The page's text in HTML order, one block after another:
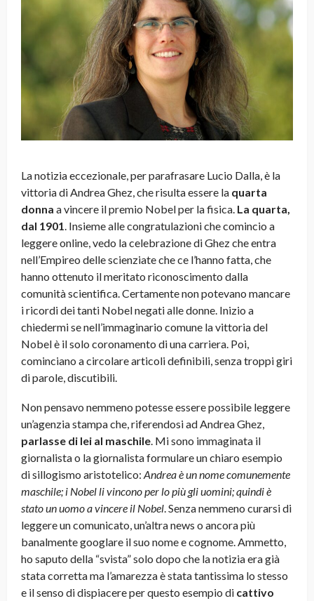
La notizia eccezionale, per parafrasare Lucio Dalla, è la
vittoria di Andrea Ghez, che risulta essere la quarta
donna a vincere il premio Nobel per la fisica. La quarta,
dal 1901 . Insieme alle congratulazioni che comincio a
leggere online, vedo la celebrazione di Ghez che entra
nell’Empireo delle scienziate che ce l’hanno fatta, che
hanno ottenuto il meritato riconoscimento dalla
comunità scientifica. Certamente non potevano mancare
i ricordi dei tanti Nobel negati alle donne. Inizio a
chiedermi se nell’immaginario comune la vittoria del
Nobel è il solo coronamento di una carriera. Poi,
cominciano a circolare articoli definibili, senza troppi giri
di parole, discutibili.
Non pensavo nemmeno potesse essere possibile leggere
un’agenzia stampa che, riferendosi ad Andrea Ghez,
parlasse di lei al maschile . Mi sono immaginata il
giornalista o la giornalista formulare un chiaro esempio
di sillogismo aristotelico: Andrea è un nome comunemente
maschile; i Nobel li vincono per lo più gli uomini; quindi è
stato un uomo a vincere il Nobel . Senza nemmeno curarsi di
leggere un comunicato, un’altra news o ancora più
banalmente googlare il suo nome e cognome. Ammetto,
ho saputo della “svista” solo dopo che la notizia era già
stata corretta ma l’amarezza è stata tantissima lo stesso
e il senso di dispiacere per questo esempio di cattivo